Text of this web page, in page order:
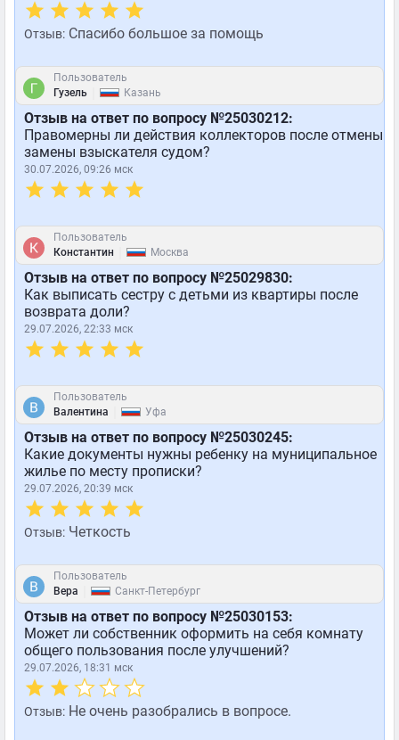
Отзыв: Спасибо большое за помощь
Пользователь
Гузель
Казань
Отзыв на ответ по вопросу №25030212:
Правомерны ли действия коллекторов после отмены
замены взыскателя судом?
30.07.2026, 09:26 мск
Пользователь
Константин
Москва
Отзыв на ответ по вопросу №25029830:
Как выписать сестру с детьми из квартиры после
возврата доли?
29.07.2026, 22:33 мск
Пользователь
Валентина
Уфа
Отзыв на ответ по вопросу №25030245:
Какие документы нужны ребенку на муниципальное
жилье по месту прописки?
29.07.2026, 20:39 мск
Отзыв: Четкость
Пользователь
Вера
Санкт-Петербург
Отзыв на ответ по вопросу №25030153:
Может ли собственник оформить на себя комнату
общего пользования после улучшений?
29.07.2026, 18:31 мск
Отзыв: Не очень разобрались в вопросе.